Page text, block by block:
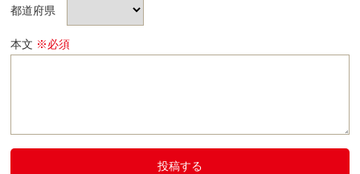
都道府県
本文 ※必須
投稿する